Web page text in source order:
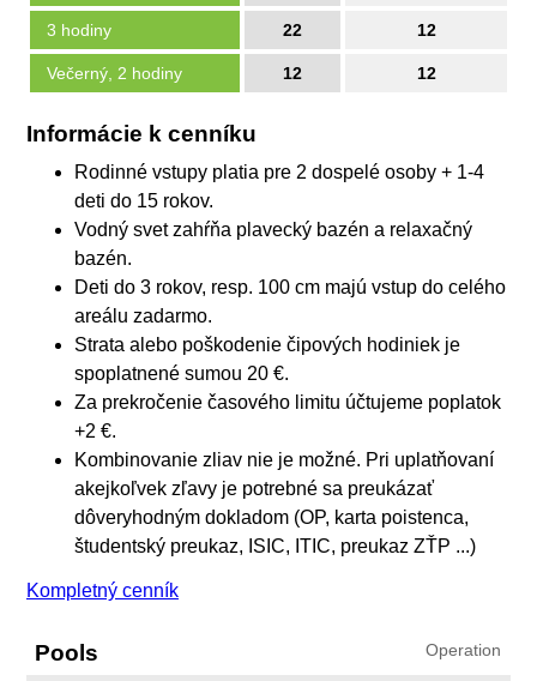
3 hodiny 22 12
Večerný, 2 hodiny 12 12
Informácie k cenníku
Rodinné vstupy platia pre 2 dospelé osoby + 1-4
deti do 15 rokov.
Vodný svet zahŕňa plavecký bazén a relaxačný
bazén.
Deti do 3 rokov, resp. 100 cm majú vstup do celého
areálu zadarmo.
Strata alebo poškodenie čipových hodiniek je
spoplatnené sumou 20 €.
Za prekročenie časového limitu účtujeme poplatok
+2 €.
Kombinovanie zliav nie je možné. Pri uplatňovaní
akejkoľvek zľavy je potrebné sa preukázať
dôveryhodným dokladom (OP, karta poistenca,
študentský preukaz, ISIC, ITIC, preukaz ZŤP ...)
Kompletný cenník
Pools Operation